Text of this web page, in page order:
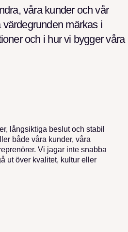
våra kunder och vår
märkas i
och i hur vi bygger våra
långsiktiga beslut och stabil
både våra kunder, våra
Vi jagar inte snabba
ut över kvalitet, kultur eller